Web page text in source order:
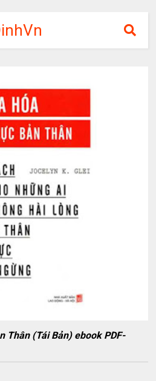
học
phí
Thân (Tái Bản) ebook PDF-